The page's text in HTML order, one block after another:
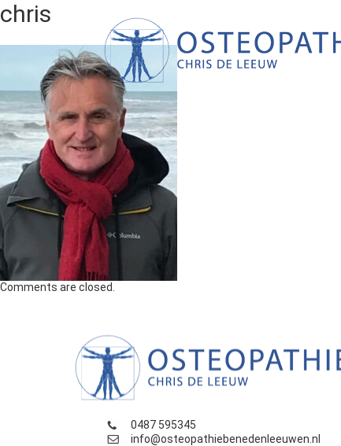
chris
Comments are closed.
osteopathie
benedenleeuwen
0487 595345
info@osteopathiebenedenleeuwen.nl